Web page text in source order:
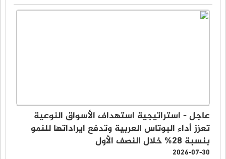
عاجل - استراتيجية استهداف الأسواق النوعية
تعزز أداء البوتاس العربية وتدفع ايراداتها للنمو
بنسبة 28% خلال النصف الأول
2026-07-30